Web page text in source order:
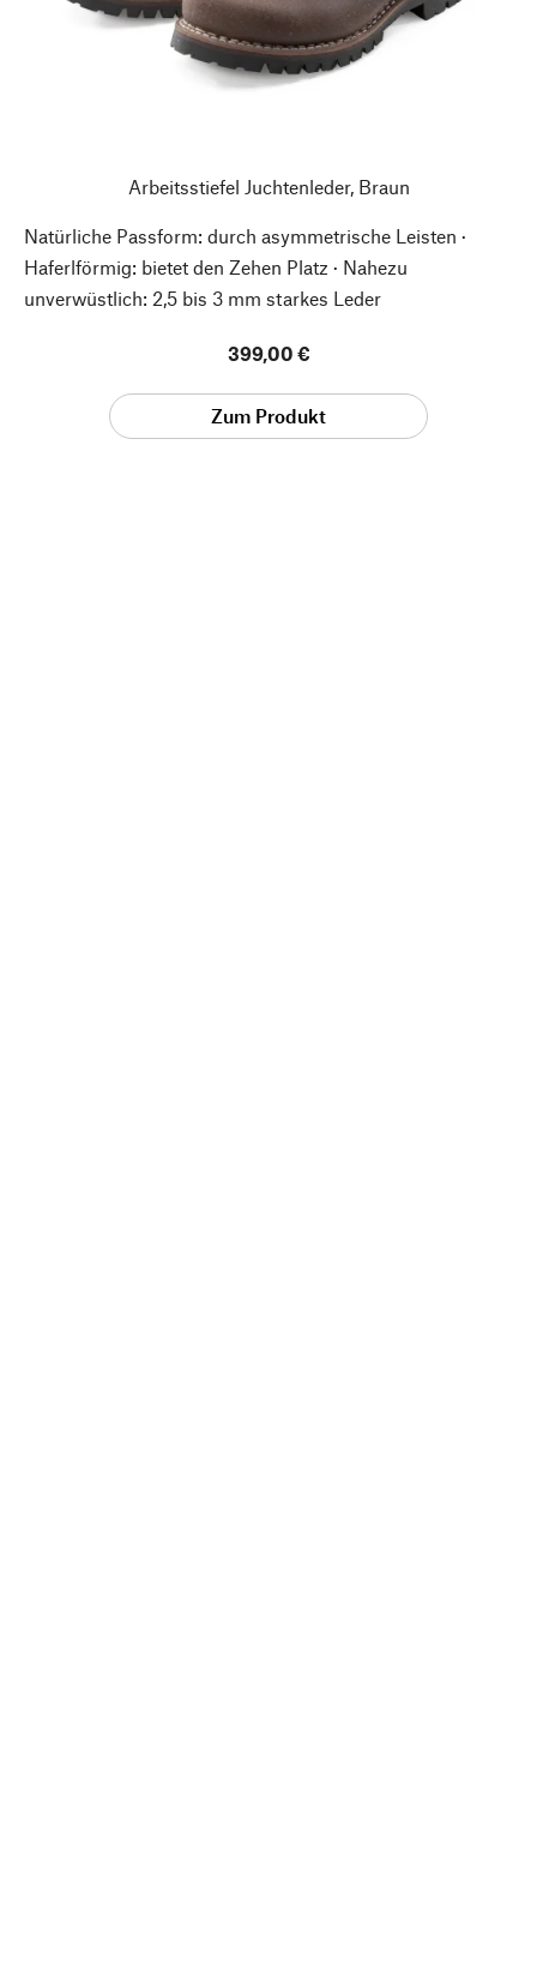
Arbeitsstiefel Juchtenleder, Braun
Natürliche Passform: durch asymmetrische Leisten ·
Haferlförmig: bietet den Zehen Platz · Nahezu
unverwüstlich: 2,5 bis 3 mm starkes Leder
399,00 €
Zum Produkt